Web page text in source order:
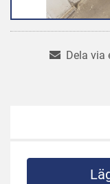
Dela via